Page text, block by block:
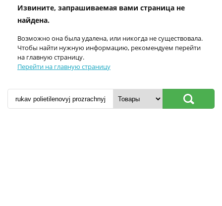
Извините, запрашиваемая вами страница не
найдена.
Возможно она была удалена, или никогда не существовала.
Чтобы найти нужную информацию, рекомендуем перейти
на главную страницу.
Перейти на главную страницу